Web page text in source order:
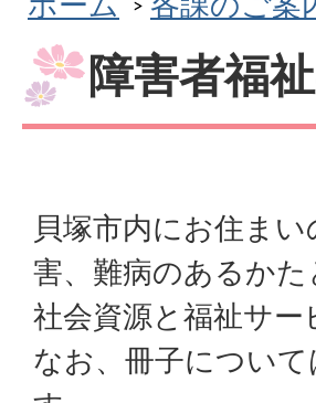
障害者福
貝塚市内にお住ま
害、難病のあるか
社会資源と福祉サ
なお、冊子につい